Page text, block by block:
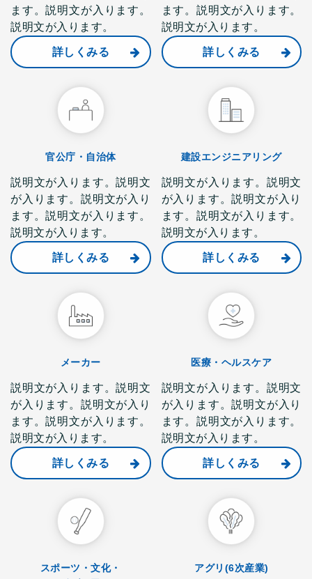
ます。説明文が入ります。
説明文が入ります。
詳しくみる
ます。説明文が入ります。
説明文が入ります。
詳しくみる
官公庁・自治体
説明文が入ります。説明文
が入ります。説明文が入り
ます。説明文が入ります。
説明文が入ります。
詳しくみる
建設エンジニアリング
説明文が入ります。説明文
が入ります。説明文が入り
ます。説明文が入ります。
説明文が入ります。
詳しくみる
メーカー
説明文が入ります。説明文
が入ります。説明文が入り
ます。説明文が入ります。
説明文が入ります。
詳しくみる
医療・ヘルスケア
説明文が入ります。説明文
が入ります。説明文が入り
ます。説明文が入ります。
説明文が入ります。
詳しくみる
スポーツ・文化・
アグリ(6次産業)